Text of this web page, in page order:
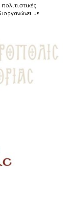
με